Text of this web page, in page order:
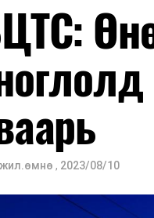
, 2023/08/10